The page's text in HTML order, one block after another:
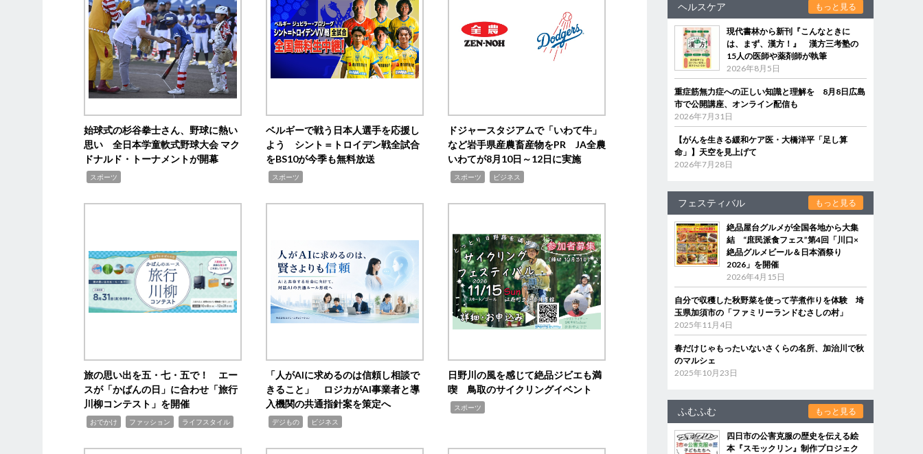
始球式の杉谷拳士さん、野球に熱い
思い 全日本学童軟式野球大会 マク
ドナルド・トーナメントが開幕
スポーツ
ベルギーで戦う日本人選手を応援し
よう シント＝トロイデン戦全試合
をBS10が今季も無料放送
スポーツ
ドジャースタジアムで「いわて牛」
など岩手県産農畜産物をPR JA全農
いわてが8月10日～12日に実施
スポーツ ビジネス
旅の思い出を五・七・五で！ エー
スが「かばんの日」に合わせ「旅行
川柳コンテスト」を開催
おでかけ ファッション ライフスタイル
「人がAIに求めるのは信頼し相談で
きること」 ロジカがAI事業者と導
入機関の共通指針案を策定へ
デジもの ビジネス
日野川の風を感じて絶品ジビエも満
喫 鳥取のサイクリングイベント
スポーツ
ヘルスケア もっと見る
現代書林から新刊『こんなときに
は、まず、漢方！』 漢方三考塾の
15人の医師や薬剤師が執筆
2026年8月5日
重症筋無力症への正しい知識と理解を 8月8日広島
市で公開講座、オンライン配信も
2026年7月31日
【がんを生きる緩和ケア医・大橋洋平「足し算
命」】天空を見上げて
2026年7月28日
フェスティバル もっと見る
絶品屋台グルメが全国各地から大集
結 “庶民派食フェス”第4回「川口×
絶品グルメビール＆日本酒祭り
2026」を開催
2026年4月15日
自分で収穫した秋野菜を使って芋煮作りを体験 埼
玉県加須市の「ファミリーランドむさしの村」
2025年11月4日
春だけじゃもったいないさくらの名所、加治川で秋
のマルシェ
2025年10月23日
ふむふむ もっと見る
四日市の公害克服の歴史を伝える絵
本『スモックリン』制作プロジェク